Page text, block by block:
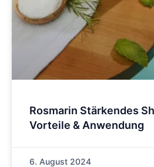
Rosmarin Stärkendes
Vorteile & Anwendung
6. August 2024